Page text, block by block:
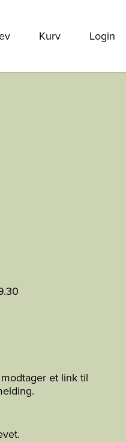
Kurv Login
et link til